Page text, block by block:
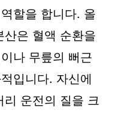
할을 합니다. 올
산은 혈액 순환을
나 무릎의 뻐근
입니다. 자신에
리 운전의 질을 크